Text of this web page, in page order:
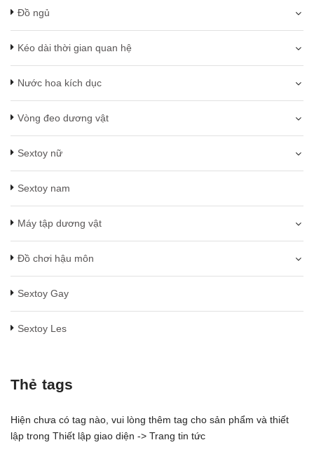
Đồ ngủ
Kéo dài thời gian quan hệ
Nước hoa kích dục
Vòng đeo dương vật
Sextoy nữ
Sextoy nam
Máy tập dương vật
Đồ chơi hậu môn
Sextoy Gay
Sextoy Les
Thẻ tags
Hiện chưa có tag nào, vui lòng thêm tag cho sản phẩm và thiết
lập trong Thiết lập giao diện -> Trang tin tức